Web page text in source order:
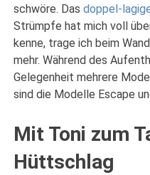
schwöre. Dasdoppel-
Strümpfe hat mich voll
kenne, trage ich beim
mehr. Während des
Gelegenheit mehrere
sind die Modelle Escape
Mit Toni zum
Hüttschlag